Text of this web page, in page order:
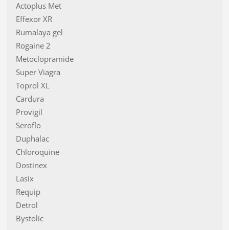
Actoplus Met
Effexor XR
Rumalaya gel
Rogaine 2
Metoclopramide
Super Viagra
Toprol XL
Cardura
Provigil
Seroflo
Duphalac
Chloroquine
Dostinex
Lasix
Requip
Detrol
Bystolic